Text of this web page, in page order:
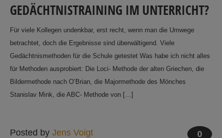
GEDÄCHTNISTRAINING IM UNTERRICHT?
Für viele Kollegen undenkbar, erst recht, wenn man die Umwege
betrachtet, doch die Ergebnisse sind überwältigend. Viele
Gedächtnismethoden für die Schule getestet Was habe ich nicht alles
für Methoden ausprobiert: Die Loci- Methode der alten Griechen, die
Bildermethode nach O’Brian, die Majormethode des Mönches
Stanislav Mink, die ABC- Methode von […]
Posted by Jens Voigt 0